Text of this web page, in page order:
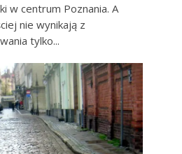
w centrum Poznania. A
nie wynikają z
tylko...